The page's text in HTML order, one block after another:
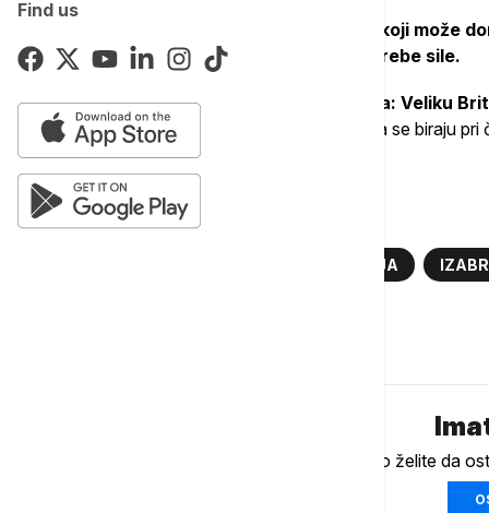
Find us
Savet bezbednosti je jedini organ UN koji može
uvođenja sankcija i odobravanja upotrebe sile.
Ima pet stalnih članica sa pravom veta: Veliku
Američke Države
, a preostalih 10 članica se biraju
mestu u SB UN.
Više o...
PORTUGALIJA
Ukoliko želite da